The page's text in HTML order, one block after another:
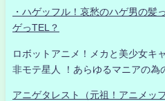
・ハゲッフル！哀愁のハゲ男の髪
ゲっTEL？
ロボットアニメ！メカと美少女キ
非モテ星人 ！あらゆるマニアの為
アニゲタレスト（元祖！アニメ